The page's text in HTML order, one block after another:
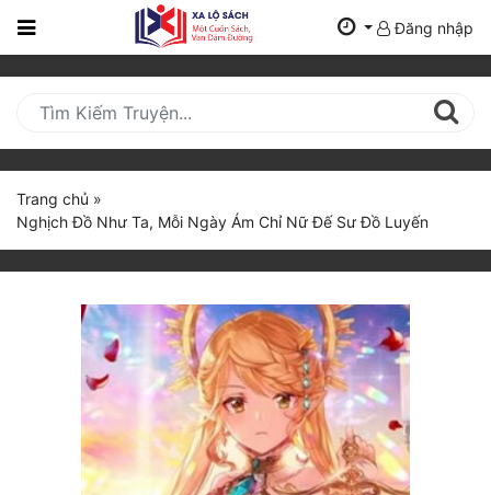
Trang
Mới
Cập
Nhật
(current)
BXH
Truyện Mới Ra
Hoàn Thành
Đăng nhập
Trang chủ »
Nghịch Đồ Như Ta, Mỗi Ngày Ám Chỉ Nữ Đế Sư Đồ Luyến